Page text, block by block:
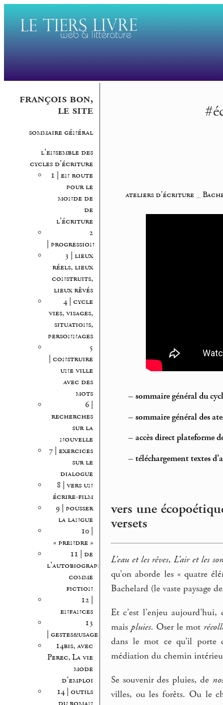
françois bon,
le site
sommaire général
l’ensemble des
cycles d’écriture
1 | en route
pour le
monde de
de
l’écriture
2
| progression
3 | lieux
réels, lieux
construits,
lieux rêvés
4 | cycle
vies, visages,
situations,
personnages
5
| construire
une ville
avec des
mots
6 |
recherches
sur la
nouvelle
7 | exercices
sur le
dialogue
8 | vers un
écrire-film
9 | pousser
la langue
10 |
« prendre »
11 | de
l’autobiographie
comme
fiction
12 |
enfances
13
| gestes&usages
14bis, avec
Perec, La vie
mode
d’emploi
14 | outils
ateliers d’écriture_
– sommaire général du
– sommaire général des
– accès direct plateforme
– téléchargement textes
vers une
versets
L’eau et les rêves,L’air et les
qu’on aborde les « quatre
Bachelard (le vaste paysage
Et c’est l’enjeu
mais pluies. Oser le mot
dans le mot ce qu’il porte
médiation du chemin
Se souvenir des pluies, de
villes, ou les forêts. Ou le